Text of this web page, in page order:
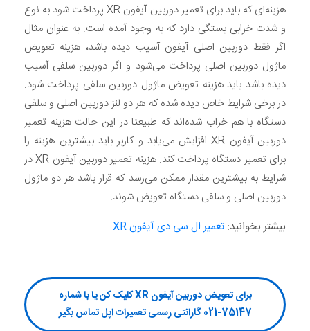
هزینه‌ای که باید برای تعمیر دوربین آیفون XR پرداخت شود به نوع
و شدت خرابی بستگی دارد که به وجود آمده است. به عنوان مثال
اگر فقط دوربین اصلی آیفون آسیب دیده باشد، هزینه تعویض
ماژول دوربین اصلی پرداخت می‌شود و اگر دوربین سلفی آسیب
دیده باشد باید هزینه تعویض ماژول دوربین سلفی پرداخت شود.
در برخی شرایط خاص دیده شده که هر دو لنز دوربین اصلی و سلفی
دستگاه با هم خراب شده‌اند که طبیعتا در این حالت هزینه تعمیر
دوربین آیفون XR افزایش می‌یابد و کاربر باید بیشترین هزینه را
برای تعمیر دستگاه پرداخت کند. هزینه تعمیر دوربین آیفون XR در
شرایط به بیشترین مقدار ممکن می‌رسد که قرار باشد هر دو ماژول
دوربین اصلی و سلفی دستگاه تعویض شوند.
بیشتر بخوانید: تعمیر ال سی دی آیفون XR
برای تعویض دوربین آیفون XR کلیک کن یا با شماره
75147-021 گارانتی رسمی تعمیرات اپل تماس بگیر